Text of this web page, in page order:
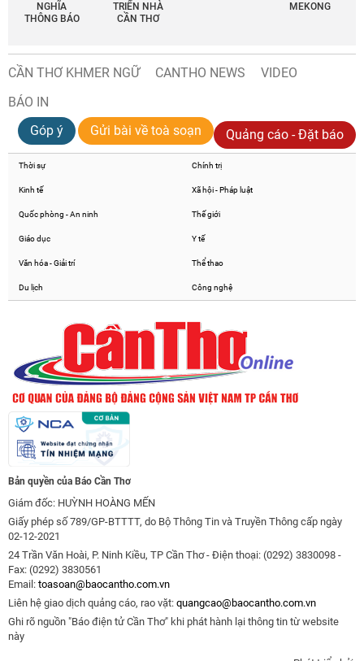
NGHĨA
THÔNG BÁO
TRIỂN NHÀ
CẦN THƠ
MEKONG
CẦN THƠ KHMER NGỮ CANTHO NEWS
VIDEO
BÁO IN
Góp ý
Gửi bài về toà soạn Quảng cáo - Đặt báo
Thời sự Chính trị
Kinh tế Xã hội - Pháp luật
Quốc phòng - An ninh Thế giới
Giáo dục Y tế
Văn hóa - Giải trí Thể thao
Du lịch Công nghệ
Bản quyền của Báo Cần Thơ
Giám đốc: HUỲNH HOÀNG MẾN
Giấy phép số 789/GP-BTTTT, do Bộ Thông Tin và Truyền Thông cấp ngày
02-12-2021
24 Trần Văn Hoài, P. Ninh Kiều, TP Cần Thơ - Điện thoại: (0292) 3830098 -
Fax: (0292) 3830561
Email: toasoan@baocantho.com.vn
Liên hệ giao dịch quảng cáo, rao vặt: quangcao@baocantho.com.vn
Ghi rõ nguồn "Báo điện tử Cần Thơ" khi phát hành lại thông tin từ website
này